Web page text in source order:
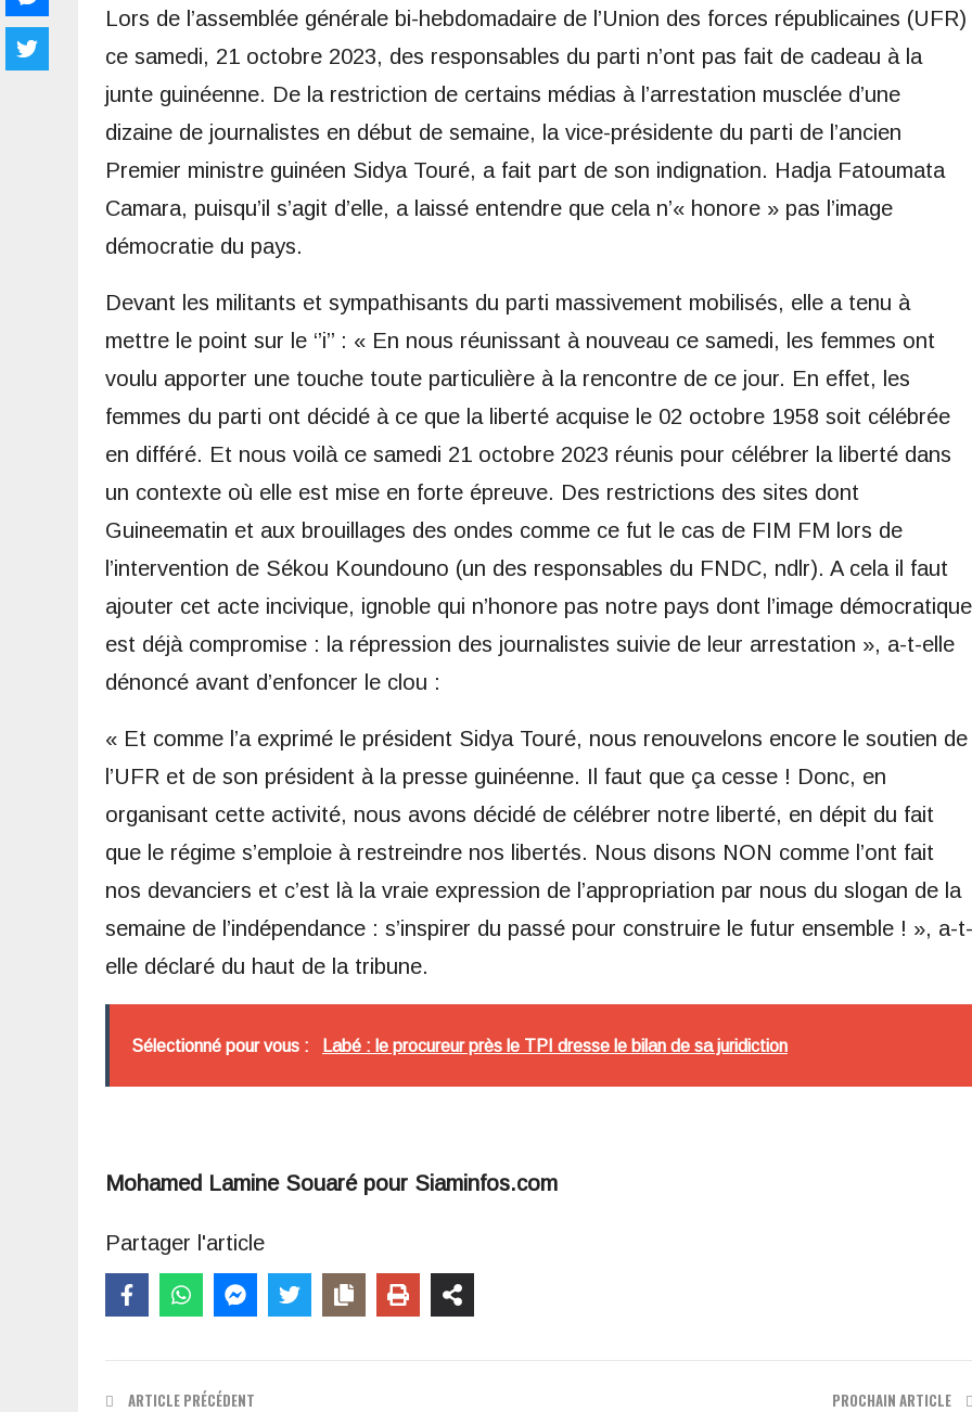
Lors de l’assemblée générale bi-hebdomadaire de l’Union des forces républicaines (UFR)
ce samedi, 21 octobre 2023, des responsables du parti n’ont pas fait de cadeau à la
junte guinéenne. De la restriction de certains médias à l’arrestation musclée d’une
dizaine de journalistes en début de semaine, la vice-présidente du parti de l’ancien
Premier ministre guinéen Sidya Touré, a fait part de son indignation. Hadja Fatoumata
Camara, puisqu’il s’agit d’elle, a laissé entendre que cela n’« honore » pas l’image
démocratie du pays.
Devant les militants et sympathisants du parti massivement mobilisés, elle a tenu à
mettre le point sur le ‘’i’’ : « En nous réunissant à nouveau ce samedi, les femmes ont
voulu apporter une touche toute particulière à la rencontre de ce jour. En effet, les
femmes du parti ont décidé à ce que la liberté acquise le 02 octobre 1958 soit célébrée
en différé. Et nous voilà ce samedi 21 octobre 2023 réunis pour célébrer la liberté dans
un contexte où elle est mise en forte épreuve. Des restrictions des sites dont
Guineematin et aux brouillages des ondes comme ce fut le cas de FIM FM lors de
l’intervention de Sékou Koundouno (un des responsables du FNDC, ndlr). A cela il faut
ajouter cet acte incivique, ignoble qui n’honore pas notre pays dont l’image démocratique
est déjà compromise : la répression des journalistes suivie de leur arrestation », a-t-elle
dénoncé avant d’enfoncer le clou :
« Et comme l’a exprimé le président Sidya Touré, nous renouvelons encore le soutien de
l’UFR et de son président à la presse guinéenne. Il faut que ça cesse ! Donc, en
organisant cette activité, nous avons décidé de célébrer notre liberté, en dépit du fait
que le régime s’emploie à restreindre nos libertés. Nous disons NON comme l’ont fait
nos devanciers et c’est là la vraie expression de l’appropriation par nous du slogan de la
semaine de l’indépendance : s’inspirer du passé pour construire le futur ensemble ! », a-t-
elle déclaré du haut de la tribune.
Sélectionné pour vous : Labé : le procureur près le TPI dresse le bilan de sa juridiction
Mohamed Lamine Souaré pour Siaminfos.com
Partager l'article
ARTICLE PRÉCÉDENT PROCHAIN ARTICLE